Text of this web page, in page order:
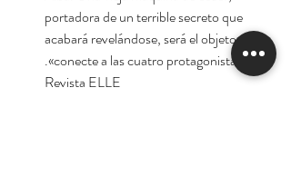
portadora de un terrible secreto que
acabará revelándose, será el objeto que
conecte a las cuatro protagonistas».
Revista ELLE